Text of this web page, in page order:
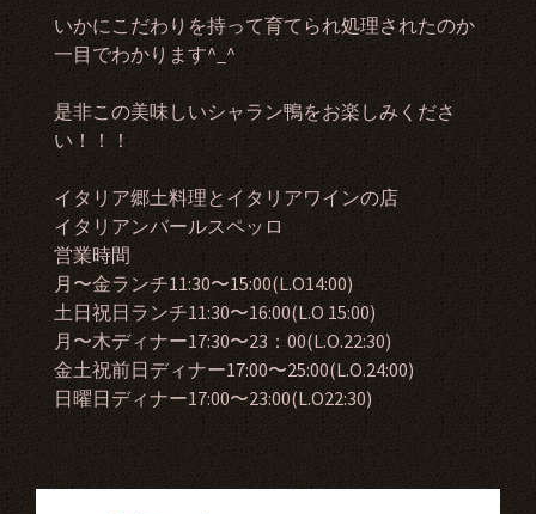
いかにこだわりを持って育てられ処理されたのか
一目でわかります^_^
是非この美味しいシャラン鴨をお楽しみくださ
い！！！
イタリア郷土料理とイタリアワインの店
イタリアンバールスペッロ
営業時間
月〜金ランチ11:30〜15:00(L.O14:00)
土日祝日ランチ11:30〜16:00(L.O 15:00)
月〜木ディナー17:30〜23：00(L.O.22:30)
金土祝前日ディナー17:00〜25:00(L.O.24:00)
日曜日ディナー17:00〜23:00(L.O22:30)